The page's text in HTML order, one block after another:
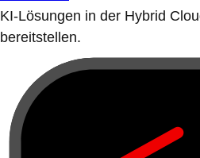
KI-Lösungen in der Hybrid
bereitstellen.